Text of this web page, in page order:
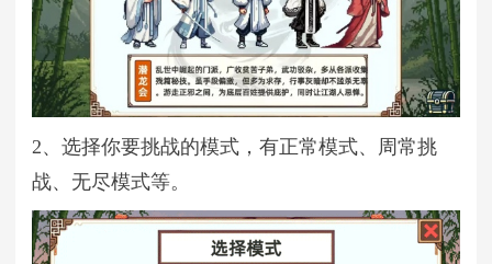
2、选择你要挑战的模式，有正常模式、周常挑
战、无尽模式等。